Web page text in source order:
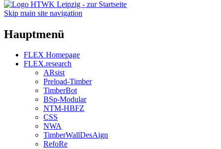
Skip main site navigation
Hauptmenü
FLEX Homepage
FLEX.research
ARsist
Preload-Timber
TimberBot
BSp-Modular
NTM-HBFZ
CSS
NWA
TimberWallDesAign
RefoRe